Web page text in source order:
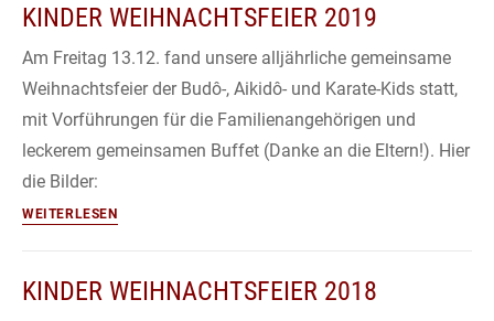
KINDER WEIHNACHTSFEIER 2019
Am Freitag 13.12. fand unsere alljährliche gemeinsame
Weihnachtsfeier der Budô-, Aikidô- und Karate-Kids statt,
mit Vorführungen für die Familienangehörigen und
leckerem gemeinsamen Buffet (Danke an die Eltern!). Hier
die Bilder:
WEITERLESENKinder
KINDER WEIHNACHTSFEIER 2018